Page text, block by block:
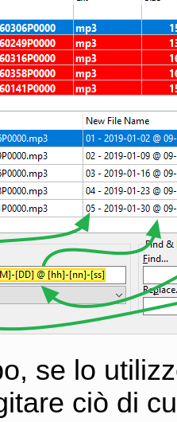
se lo
ciò di